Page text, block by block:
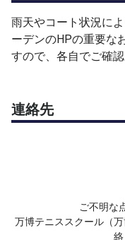
雨天やコート状況に
ーデンのHPの重要な
すので、各自でご確
連絡先
ご不明な
万博テニススクール（
絡